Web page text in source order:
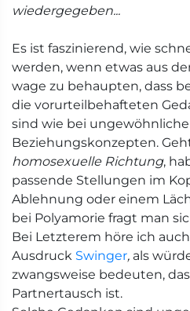
wiedergegeben...
Es ist faszinierend, wie
werden, wenn etwas aus
wage zu behaupten, dass
die vorurteilbehafteten
sind wie bei
Beziehungskonzepten.
homosexuelle Richtung,
passende Stellungen im
Ablehnung oder einem
bei Polyamorie fragt man
Bei Letzterem höre ich
Ausdruck Swinger, als
zwangsweise bedeuten,
Partnertausch ist.